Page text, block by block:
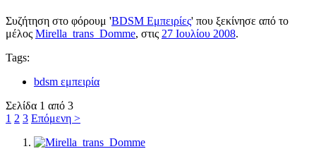
Συζήτηση στο φόρουμ 'BDSM Εμπειρίες' που ξεκίνησε από το
μέλος Mirella_trans_Domme, στις 27 Ιουλίου 2008.
Tags:
bdsm εμπειρία
Σελίδα 1 από 3
1 2 3 Επόμενη >